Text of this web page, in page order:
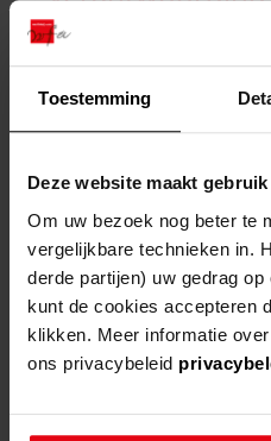
Toestemming
Deze website maakt
Om uw bezoek nog beter te
vergelijkbare technieken in.
derde partijen) uw gedrag
kunt de cookies accepteren
klikken. Meer informatie
ons privacybeleid
bouwvergunningen
vergunningen
uitleg nodig?
Wij helpen u op weg
bekijk alle zoektips
Wij helpen u op weg
bekijk alle zoektips
bekijk ons
advisering en toezicht
beleidsplan
gemeenschappelijke
publiek jaarverslag
steun het
U kunt ook Vriend
Archief steunen.
meer weten
Door een fout tijdens het
404- Not Found
Mogelijk kunt u deze pagina niet
een verouderde bladwijzer/